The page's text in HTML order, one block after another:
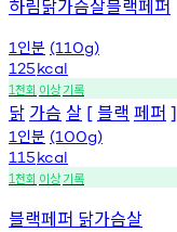
1 인분 (110g)
125kcal
1천회 이상기록
닭 가슴 살 [ 블랙 페퍼 ]
1 인분 (100g)
115kcal
1천회 이상기록
블랙페퍼 닭가슴살